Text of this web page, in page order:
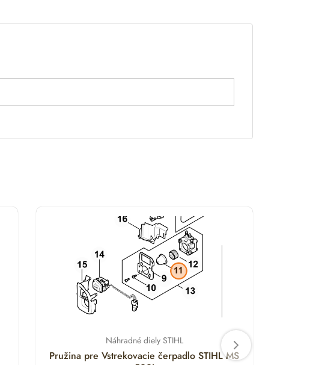
Náhradné diely STIHL
Pružina pre Vstrekovacie čerpadlo STIHL MS